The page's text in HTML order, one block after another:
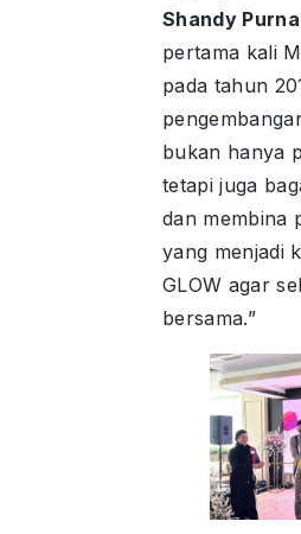
Shandy
pertama kali
pada tahun
bukan hanya
tetapi juga
dan membina
yang menjadi
GLOW agar
bersama.”